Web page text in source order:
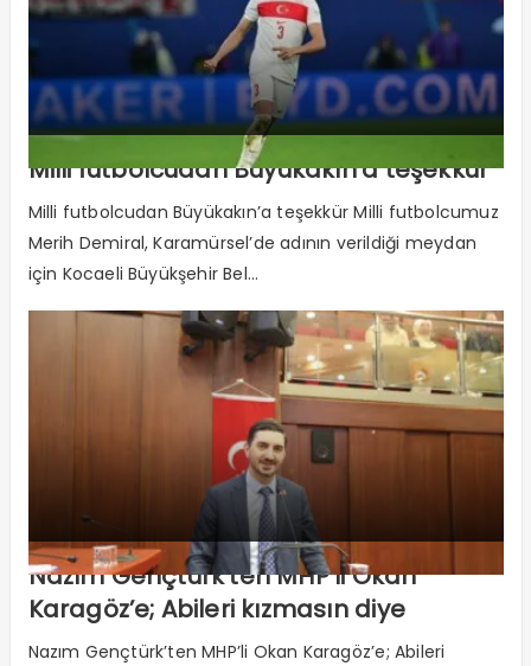
Milli futbolcudan Büyükakın’a teşekkür
Milli futbolcudan Büyükakın’a teşekkür Milli futbolcumuz
Merih Demiral, Karamürsel’de adının verildiği meydan
için Kocaeli Büyükşehir Bel...
Nazım Gençtürk’ten MHP’li Okan
Karagöz’e; Abileri kızmasın diye
kapatmış kamerayı!
Nazım Gençtürk’ten MHP’li Okan Karagöz’e; Abileri